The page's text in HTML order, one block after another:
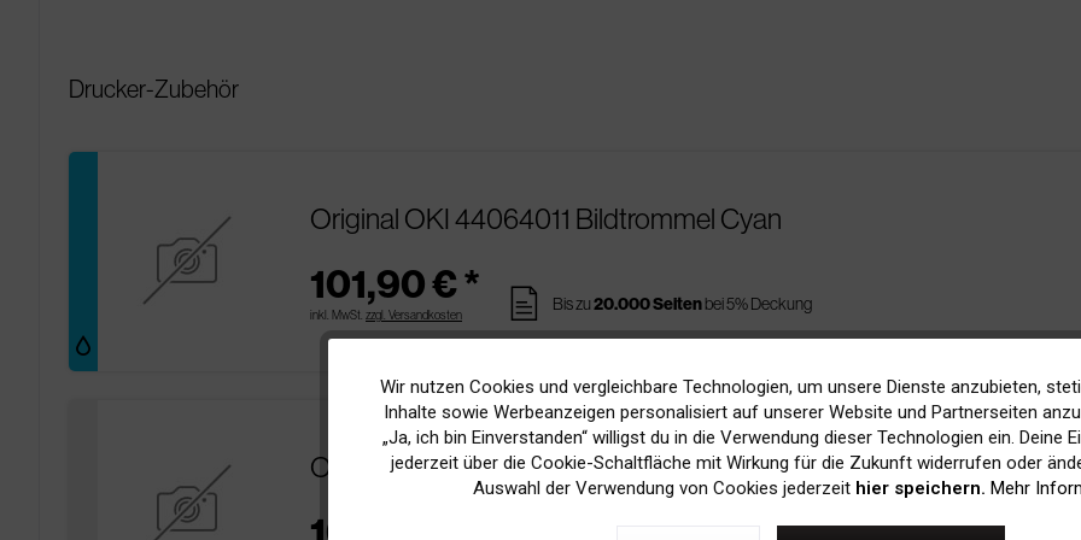
Drucker-Zubehör
Original OKI 44064011 Bildtrommel Cyan
101,90 € *
inkl. MwSt. zzgl. Versandkosten pages Bis zu20.000 Seitenbei 5% Deckung
Original OKI 43449705 Transfereinheit
Funktionale
Marketing
Wir nutzen Cookies und vergleichbare Technologien, um unsere Dienste anzubieten,
Inhalte sowie Werbeanzeigen personalisiert auf unserer Website und Partnerseiten
„Ja, ich bin Einverstanden“ willigst du in die Verwendung dieser Technologien ein. Deine
jederzeit über die Cookie-Schaltfläche mit Wirkung für die Zukunft widerrufen oder
Auswahl der Verwendung von Cookies jederzeit hier speichern. Mehr